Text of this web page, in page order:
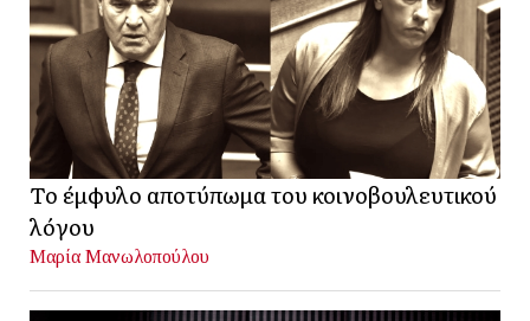
Το έμφυλο αποτύπωμα του κοινοβουλευτικού
λόγου
Μαρία Μανωλοπούλου